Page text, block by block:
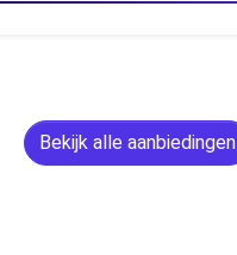
Bekijk alle aanbiedingen